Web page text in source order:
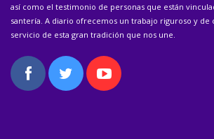
así como el testimonio de personas que están
santería. A diario ofrecemos un trabajo riguroso y de
servicio de esta gran tradición que nos une.